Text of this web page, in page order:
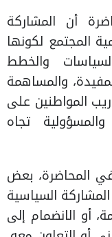
أن المشاركة
المجتمع لكونها
والخطط
والمساهمة
المواطنين على
تجاه
المحاضرة، بعض
السياسية
أو الانضمام إلى